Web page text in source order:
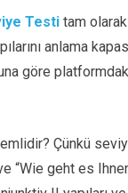
Testi tam
anlama
göre
Çünkü
geht es